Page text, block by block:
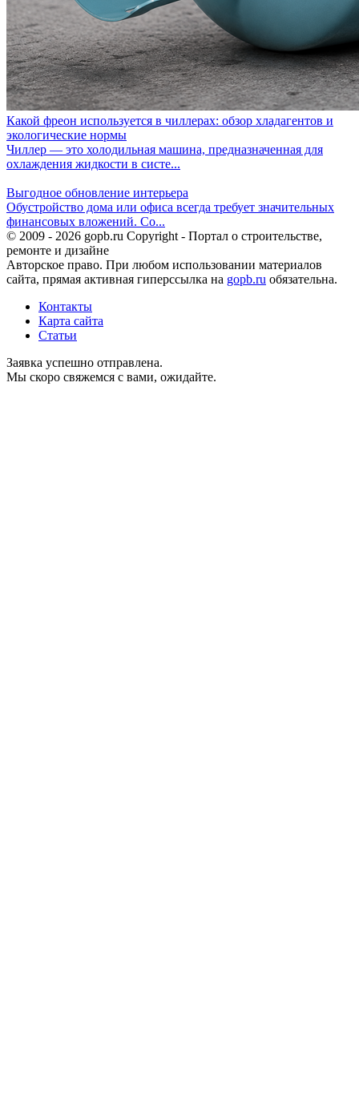
Какой фреон используется в чиллерах: обзор хладагентов и
экологические нормы
Чиллер — это холодильная машина, предназначенная для
охлаждения жидкости в систе...
Выгодное обновление интерьера
Обустройство дома или офиса всегда требует значительных
финансовых вложений. Со...
© 2009 - 2026 gopb.ru Copyright - Портал о строительстве,
ремонте и дизайне
Авторское право. При любом использовании материалов
сайта, прямая активная гиперссылка на gopb.ru обязательна.
Контакты
Карта сайта
Статьи
Заявка успешно отправлена.
Мы скоро свяжемся с вами, ожидайте.